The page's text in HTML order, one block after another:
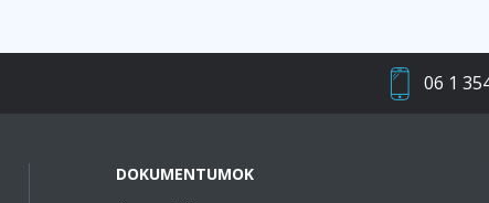
06 1
DOKUMENTUMOK